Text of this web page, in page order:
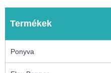
Termékek
Ponyva